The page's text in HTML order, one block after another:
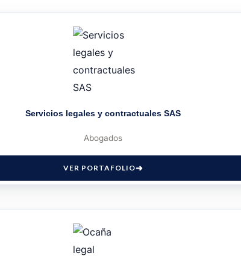
Servicios legales y contractuales SAS
Abogados
VER PORTAFOLIO